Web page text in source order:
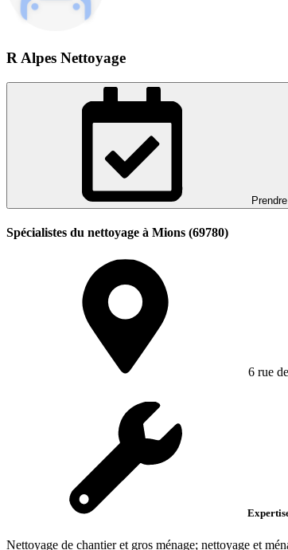
R Alpes Nettoyage
Spécialistes du nettoyage à Mions (69780)
6 rue
Nettoyage de chantier et gros ménage; nettoyage et